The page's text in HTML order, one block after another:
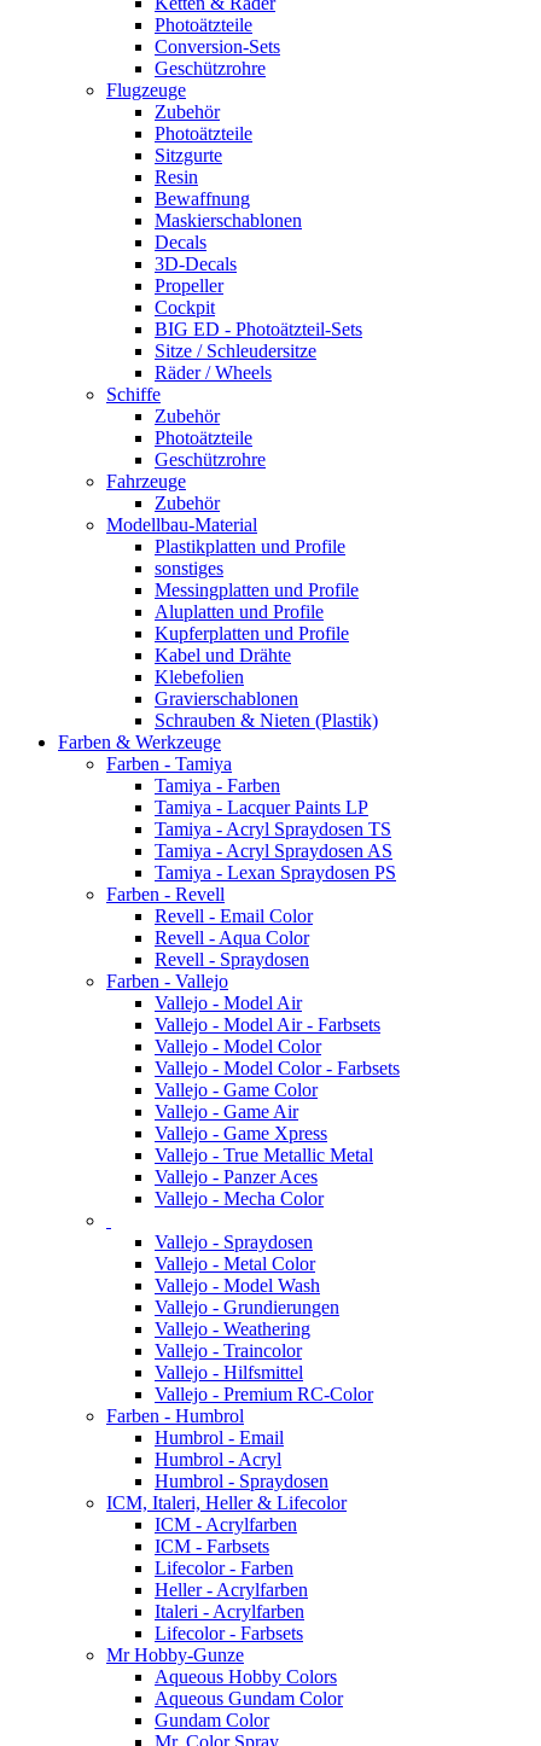
Photoätzteile
Conversion-Sets
Geschützrohre
Flugzeuge
Zubehör
Photoätzteile
Sitzgurte
Resin
Bewaffnung
Maskierschablonen
Decals
3D-Decals
Propeller
Cockpit
BIG ED - Photoätzteil-Sets
Sitze / Schleudersitze
Räder / Wheels
Schiffe
Zubehör
Photoätzteile
Geschützrohre
Fahrzeuge
Zubehör
Modellbau-Material
Plastikplatten und Profile
sonstiges
Messingplatten und Profile
Aluplatten und Profile
Kupferplatten und Profile
Kabel und Drähte
Klebefolien
Gravierschablonen
Schrauben & Nieten (Plastik)
Farben & Werkzeuge
Farben - Tamiya
Tamiya - Farben
Tamiya - Lacquer Paints LP
Tamiya - Acryl Spraydosen TS
Tamiya - Acryl Spraydosen AS
Tamiya - Lexan Spraydosen PS
Farben - Revell
Revell - Email Color
Revell - Aqua Color
Revell - Spraydosen
Farben - Vallejo
Vallejo - Model Air
Vallejo - Model Air - Farbsets
Vallejo - Model Color
Vallejo - Model Color - Farbsets
Vallejo - Game Color
Vallejo - Game Air
Vallejo - Game Xpress
Vallejo - True Metallic Metal
Vallejo - Panzer Aces
Vallejo - Mecha Color
Vallejo - Spraydosen
Vallejo - Metal Color
Vallejo - Model Wash
Vallejo - Grundierungen
Vallejo - Weathering
Vallejo - Traincolor
Vallejo - Hilfsmittel
Vallejo - Premium RC-Color
Farben - Humbrol
Humbrol - Email
Humbrol - Acryl
Humbrol - Spraydosen
ICM, Italeri, Heller & Lifecolor
ICM - Acrylfarben
ICM - Farbsets
Lifecolor - Farben
Heller - Acrylfarben
Italeri - Acrylfarben
Lifecolor - Farbsets
Mr Hobby-Gunze
Aqueous Hobby Colors
Aqueous Gundam Color
Gundam Color
Mr. Color Spray